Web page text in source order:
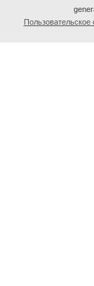
Пользовательское